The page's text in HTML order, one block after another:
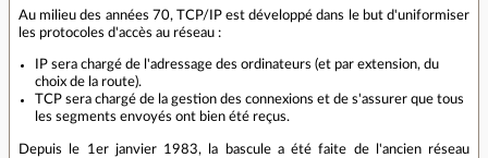
Au milieu des années 70, TCP/IP est développé dans le but d'uniformiser
les protocoles d'accès au réseau :
IP sera chargé de l'adressage des ordinateurs (et par extension, du
choix de la route).
TCP sera chargé de la gestion des connexions et de s'assurer que tous
les segments envoyés ont bien été reçus.
Depuis le 1er janvier 1983, la bascule a été faite de l'ancien réseau